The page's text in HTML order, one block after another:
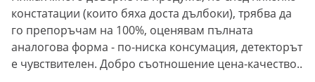
констатации (които бяха доста дълбоки), трябва да
го препоръчам на 100%, оценявам пълната
аналогова форма - по-ниска консумация, детекторът
е чувствителен. Добро съотношение цена-качество..